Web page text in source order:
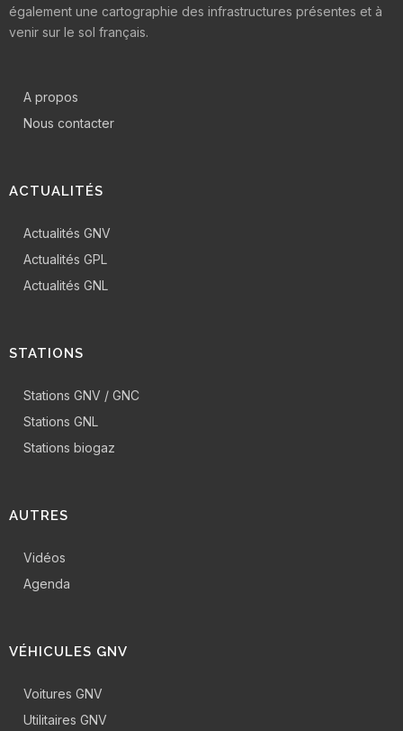
également une cartographie des infrastructures présentes et à
venir sur le sol français.
A propos
Nous contacter
ACTUALITÉS
Actualités GNV
Actualités GPL
Actualités GNL
STATIONS
Stations GNV / GNC
Stations GNL
Stations biogaz
AUTRES
Vidéos
Agenda
VÉHICULES GNV
Voitures GNV
Utilitaires GNV